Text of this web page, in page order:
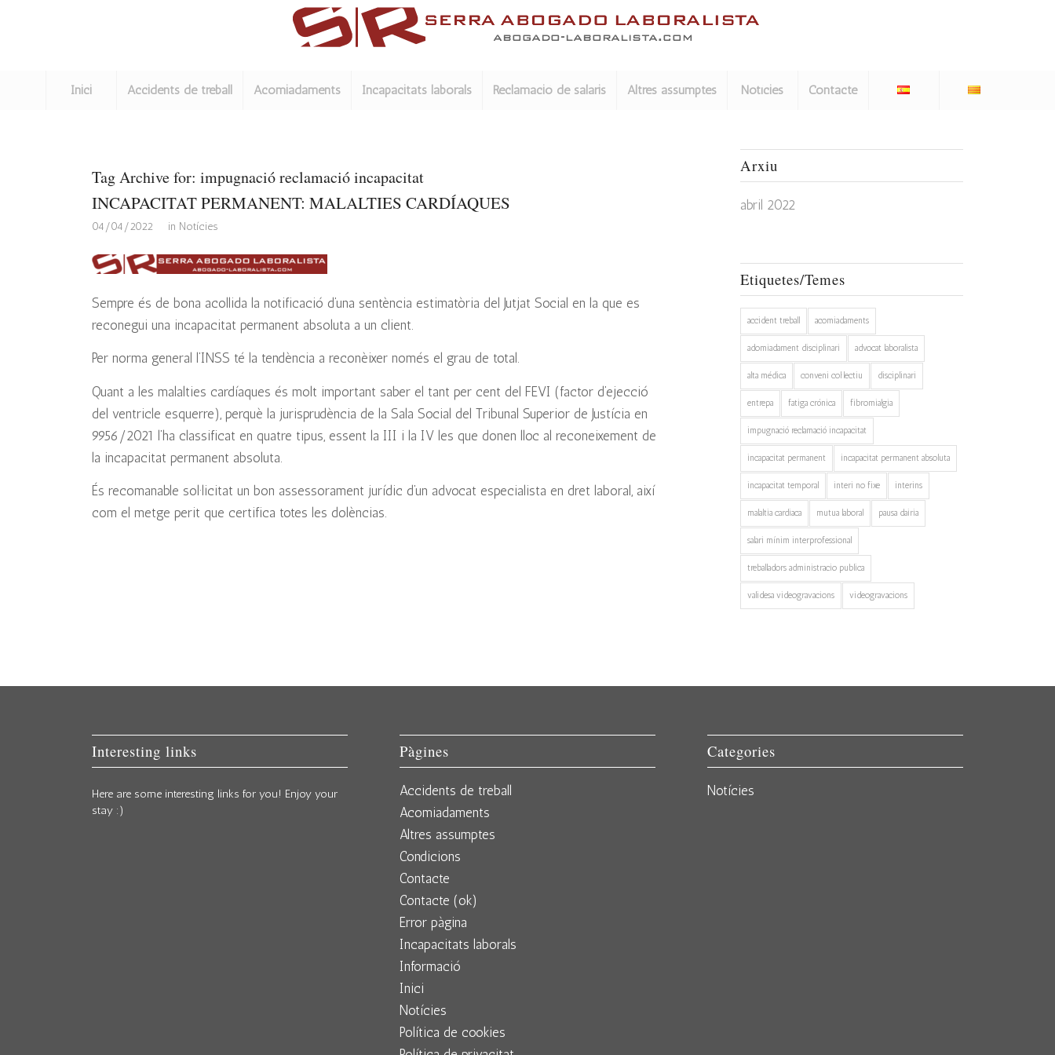
Inici Accidents de treball Acomiadaments Incapacitats laborals Reclamació de salaris Altres assumptes Notícies Contacte
Tag Archive for:impugnació reclamació incapacitat
INCAPACITAT PERMANENT: MALALTIES CARDÍAQUES
04/04/2022 in Notícies
Sempre és de bona acollida la notificació d’una sentència estimatòria del Jutjat Social en la que es
reconegui una incapacitat permanent absoluta a un client.
Per norma general l’INSS té la tendència a reconèixer només el grau de total.
Quant a les malalties cardíaques és molt important saber el tant per cent del FEVI (factor d’ejecció
del ventricle esquerre), perquè la jurisprudència de la Sala Social del Tribunal Superior de Justícia en
9956/2021 l’ha classificat en quatre tipus, essent la III i la IV les que donen lloc al reconeixement de
la incapacitat permanent absoluta.
És recomanable sol·licitat un bon assessorament jurídic d’un advocat especialista en dret laboral, així
com el metge perit que certifica totes les dolèncias.
Arxiu
abril 2022
Etiquetes/Temes
accident treball acomiadaments
adomiadament disciplinari advocat laboralista
alta médica conveni col·lectiu disciplinari
entrepa fatiga crónica fibromialgia
impugnació reclamació incapacitat
incapacitat permanent incapacitat permanent absoluta
incapacitat temporal interi no fixe interins
malaltia cardiaca mutua laboral pausa dairia
salari mínim interprofessional
treballadors administracio publica
validesa videogravacions videogravacions
Interesting links
Here are some interesting links for you! Enjoy your
stay :)
Pàgines
Accidents de treball
Acomiadaments
Altres assumptes
Condicions
Contacte
Contacte (ok)
Error pàgina
Incapacitats laborals
Informació
Inici
Notícies
Política de cookies
Categories
Notícies